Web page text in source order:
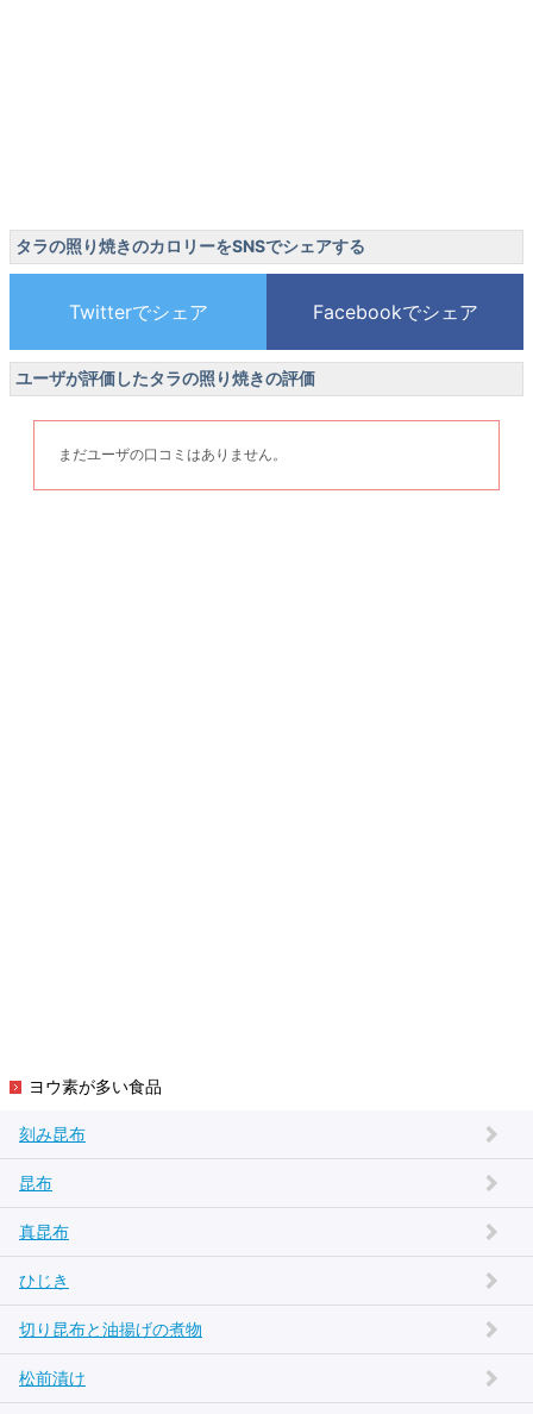
タラの照り焼きのカロリーをSNSでシェアする
ユーザが評価したタラの照り焼きの評価
まだユーザの口コミはありません。
ヨウ素が多い食品
刻み昆布
昆布
真昆布
ひじき
切り昆布と油揚げの煮物
松前漬け